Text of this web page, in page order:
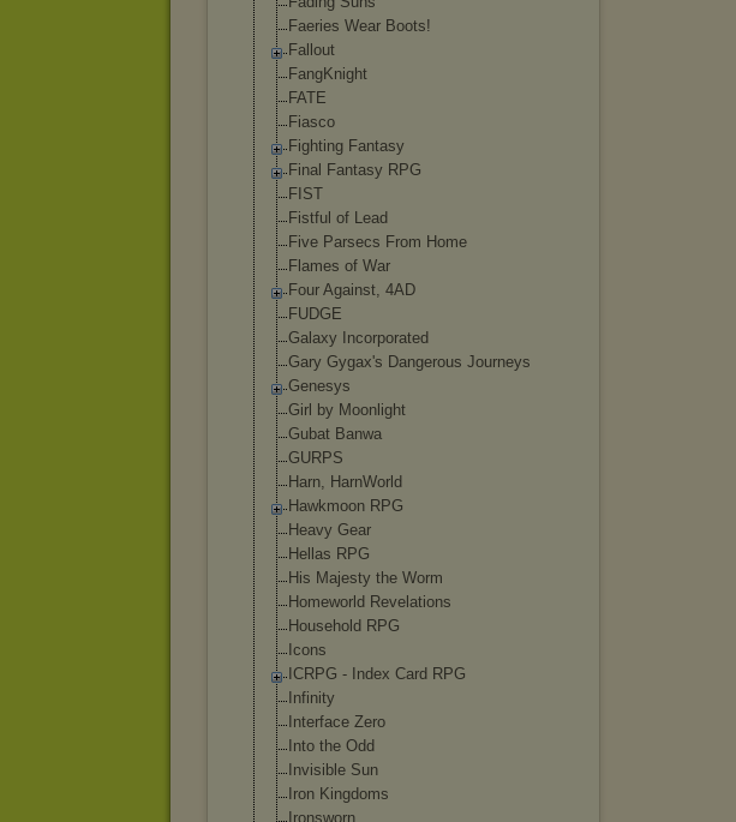
Faeries Wear Boots!
Fallout
FangKnight
FATE
Fiasco
Fighting Fantasy
Final Fantasy RPG
FIST
Fistful of Lead
Five Parsecs From Home
Flames of War
Four Against, 4AD
FUDGE
Galaxy Incorporated
Gary Gygax's Dangerous Journeys
Genesys
Girl by Moonlight
Gubat Banwa
GURPS
Harn, HarnWorld
Hawkmoon RPG
Heavy Gear
Hellas RPG
His Majesty the Worm
Homeworld Revelations
Household RPG
Icons
ICRPG - Index Card RPG
Infinity
Interface Zero
Into the Odd
Invisible Sun
Iron Kingdoms
Ironsworn